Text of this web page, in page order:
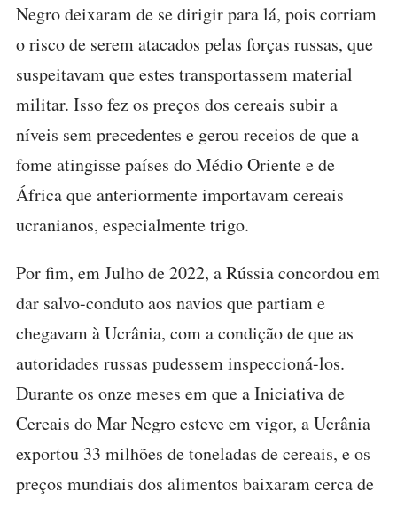
Negro deixaram de se dirigir para lá, pois corriam
o risco de serem atacados pelas forças russas, que
suspeitavam que estes transportassem material
militar. Isso fez os preços dos cereais subir a
níveis sem precedentes e gerou receios de que a
fome atingisse países do Médio Oriente e de
África que anteriormente importavam cereais
ucranianos, especialmente trigo.
Por fim, em Julho de 2022, a Rússia concordou em
dar salvo-conduto aos navios que partiam e
chegavam à Ucrânia, com a condição de que as
autoridades russas pudessem inspeccioná-los.
Durante os onze meses em que a Iniciativa de
Cereais do Mar Negro esteve em vigor, a Ucrânia
exportou 33 milhões de toneladas de cereais, e os
preços mundiais dos alimentos baixaram cerca de